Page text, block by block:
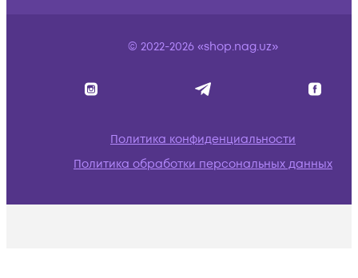
© 2022-2026 «shop.nag.uz»
Политика конфиденциальности
Политика обработки персональных данных